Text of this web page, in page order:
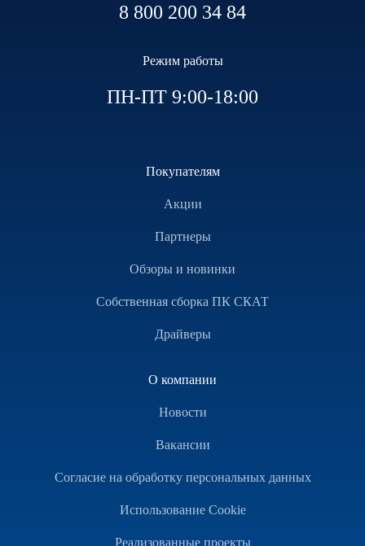
8 800 200 34 84
Режим работы
ПН-ПТ 9:00-18:00
Покупателям
Акции
Партнеры
Обзоры и новинки
Собственная сборка ПК СКАТ
Драйверы
О компании
Новости
Вакансии
Согласие на обработку персональных данных
Использование Cookie
Реализованные проекты